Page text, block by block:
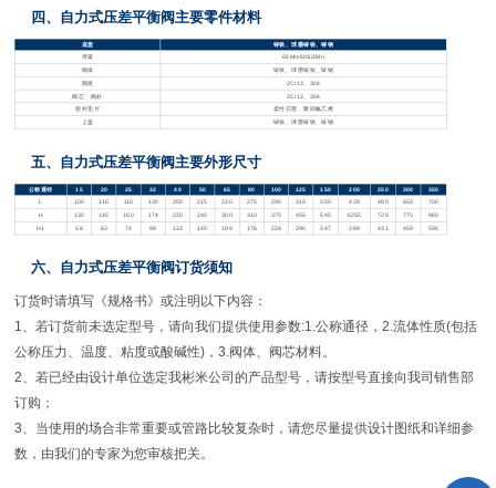
四、自力式压差平衡阀 主要零件材料
底盖
铸铁、球墨铸铁、铸钢
弹簧
65Mn/60Si2Mn
阀体 铸铁、球墨铸铁、铸钢
阀座 2Cr13 、304
阀芯、阀杆
2Cr13 、304
密封垫片
柔性石墨、聚四氟乙烯
上盖
铸铁、球墨铸铁、铸钢
五、自力式压差平衡阀主要外形尺寸
公称通径 15 20 25 32 40 50 65 80 100 125 150 200 250 300
350
L
100 110 115 130 200 215 230 275 290 310 350 428 480 650 700
H 130 145 160 174 220 240 300 310 375 455 545 6255 720 775 960
H1 58 63 74 99 133 140 189 176 224 290 347 399 431 459 595
六、自力式压差平衡阀订货须知
订货时请填写《规格书》或注明以下内容：
1、若订货前未选定型号，请向我们提供使用参数:1.公称通径，2.流体性质(包括
公称压力、温度、粘度或酸碱性)，3.阀体、阀芯材料。
2、若已经由设计单位选定我彬米公司的产品型号，请按型号直接向我司销售部
订购；
3、当使用的场合非常重要或管路比较复杂时，请您尽量提供设计图纸和详细参
数，由我们的专家为您审核把关。